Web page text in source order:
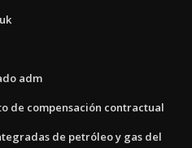
adm
de compensación contractual
de petróleo y gas del